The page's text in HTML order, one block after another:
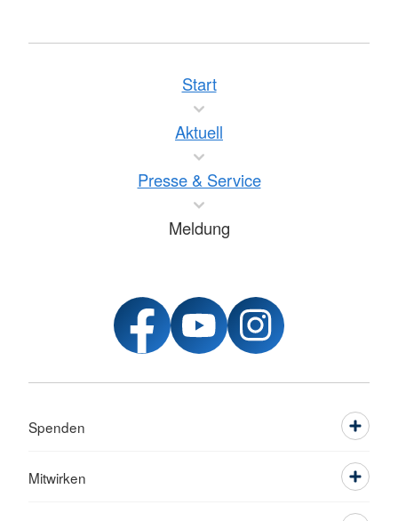
Start
Aktuell
Presse & Service
Meldung
Spenden
Mitwirken